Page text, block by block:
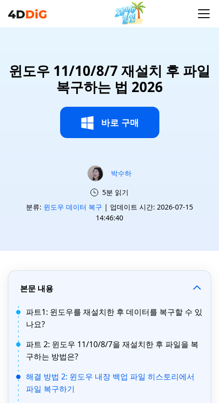
윈도우 11/10/8/7 재설치 후 파일
복구하는 법 2026
바로 구매
박수하
5분 읽기
분류: 윈도우 데이터 복구 | 업데이트 시간: 2026-07-15
14:46:40
본문 내용
파트1: 윈도우를 재설치한 후 데이터를 복구할 수 있
나요?
파트 2: 윈도우 11/10/8/7을 재설치한 후 파일을 복
구하는 방법은?
해결 방법 2: 윈도우 내장 백업 파일 히스토리에서
파일 복구하기